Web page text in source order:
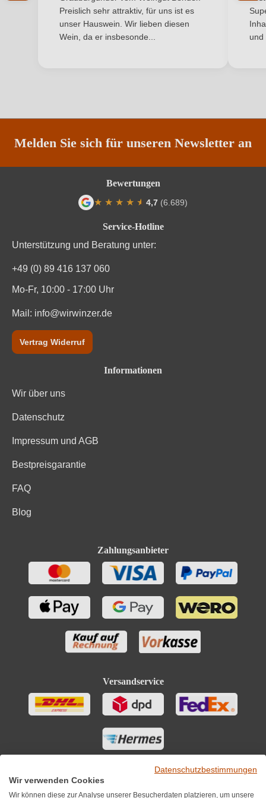
Pinot Noir
Ich habe mein Passwort vergessen
Preislich sehr attraktiv, für uns ist es
unser Hauswein. Wir lieben diesen
Wein, da er insbesonde...
und
Melden Sie sich für unseren Newsletter an
Service-Hotline
Unterstützung und Beratung unter:
+49 (0) 89 416 137 060
Mo-Fr, 10:00 - 17:00 Uhr
Mail: info@wirwinzer.de
Vertrag Widerruf
Informationen
Wir über uns
Datenschutz
Impressum und AGB
Bestpreisgarantie
FAQ
Blog
Zahlungsanbieter
Versandservice
Bewertungen
★ ★ ★ ★ ★
★ 4,7 (6.689)
Datenschutzbestimmungen
Wir verwenden Cookies
Wir können diese zur Analyse unserer Besucherdaten platzieren, um unsere